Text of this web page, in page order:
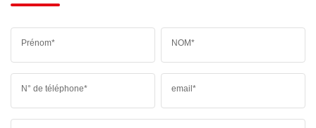
Prénom* NOM*
N° de téléphone* email*